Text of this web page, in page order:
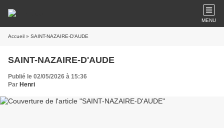
MENU
Accueil » SAINT-NAZAIRE-D'AUDE
SAINT-NAZAIRE-D'AUDE
Publié le 02/05/2026 à 15:36
Par Henri